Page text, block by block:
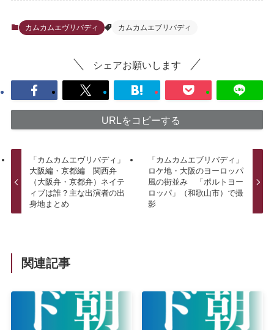
カムカムエヴリバディ カムカムエブリバディ
シェアお願いします
URLをコピーする
「カムカムエヴリバディ」
大阪編・京都編 関西弁
（大阪弁・京都弁）ネイテ
ィブは誰？主な出演者の出
身地まとめ
「カムカムエブリバディ」
ロケ地・大阪のヨーロッパ
風の街並み 「ポルトヨー
ロッパ」（和歌山市）で撮
影
関連記事